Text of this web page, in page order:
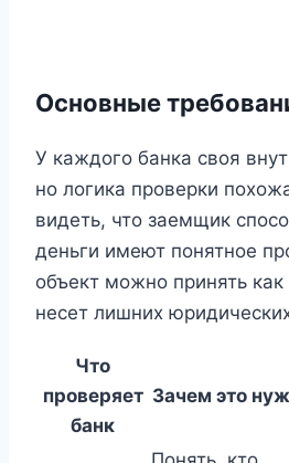
Основные
У каждого банка своя
но логика проверки
видеть, что заемщик
деньги имеют понятное
объект можно принять как
несет лишних
Что
проверяет
банк
Зачем это